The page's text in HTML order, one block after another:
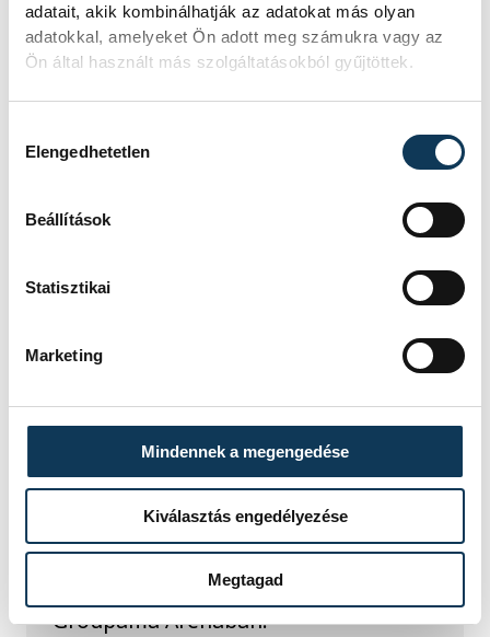
adatait, akik kombinálhatják az adatokat más olyan
adatokkal, amelyeket Ön adott meg számukra vagy az
Ön által használt más szolgáltatásokból gyűjtöttek.
Elengedhetetlen
Beállítások
Statisztikai
Marketing
Mindennek a megengedése
Kiválasztás engedélyezése
Megtagad
Újra kilátszik a Dunából az aszály
hírnöke! Régen a felbukkanása egyet
jelentett az éhínséggel, ma pedig a
Elmeséljük a baljós kőtömb
történetét.
SPORT
A Ferencváros egygólos
vereséget szenvedett a
Real Madridtól
A Ferencvárosi TC labdarúgócsapata
2-1-re kikapott szombaton a Real
Madridtól barátságos mérkőzésen a
Groupama Arénában.